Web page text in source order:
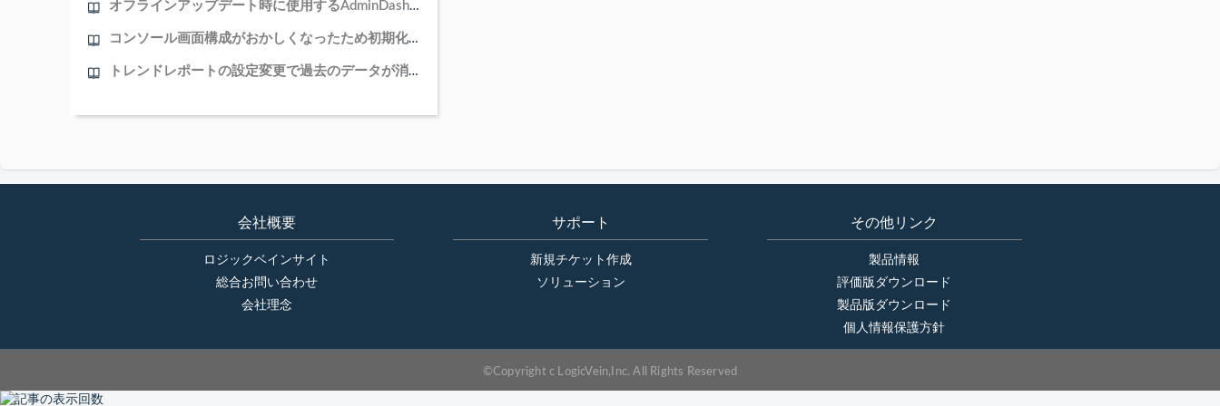
オフラインアップデート時に使用するAdminDashboardについて
コンソール画面構成がおかしくなったため初期化したい
トレンドレポートの設定変更で過去のデータが消失するトリガーは？
会社概要
ロジックベインサイト
総合お問い合わせ
会社理念
サポート
新規チケット作成
ソリューション
その他リンク
製品情報
評価版ダウンロード
製品版ダウンロード
個人情報保護方針
©Copyright c LogicVein,Inc. All Rights Reserved